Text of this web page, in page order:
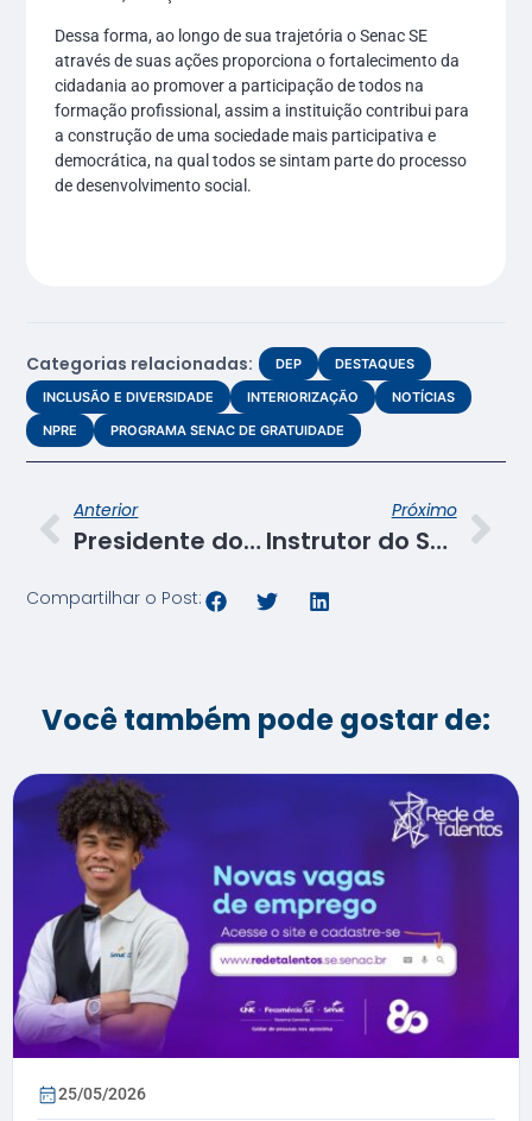
Dessa forma, ao longo de sua trajetória o Senac SE
através de suas ações proporciona o fortalecimento da
cidadania ao promover a participação de todos na
formação profissional, assim a instituição contribui para
a construção de uma sociedade mais participativa e
democrática, na qual todos se sintam parte do processo
de desenvolvimento social.
Categorias relacionadas: DEP
DESTAQUES
INCLUSÃO E DIVERSIDADE
INTERIORIZAÇÃO
NOTÍCIAS
NPRE
PROGRAMA SENAC DE GRATUIDADE
Anterior
Presidente do Sistema Comércio Sergipe é o mais novo Cidadão Itabaianense
Próximo
Instrutor do Senac SE está entre os melhores sommeliers do país
Compartilhar o Post:
Você também pode gostar de:
25/05/2026